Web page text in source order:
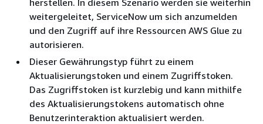
herstellen. In diesem Szenario werden sie weiterhin
weitergeleitet, ServiceNow um sich anzumelden
und den Zugriff auf ihre Ressourcen AWS Glue zu
autorisieren.
Dieser Gewährungstyp führt zu einem
Aktualisierungstoken und einem Zugriffstoken.
Das Zugriffstoken ist kurzlebig und kann mithilfe
des Aktualisierungstokens automatisch ohne
Benutzerinteraktion aktualisiert werden.